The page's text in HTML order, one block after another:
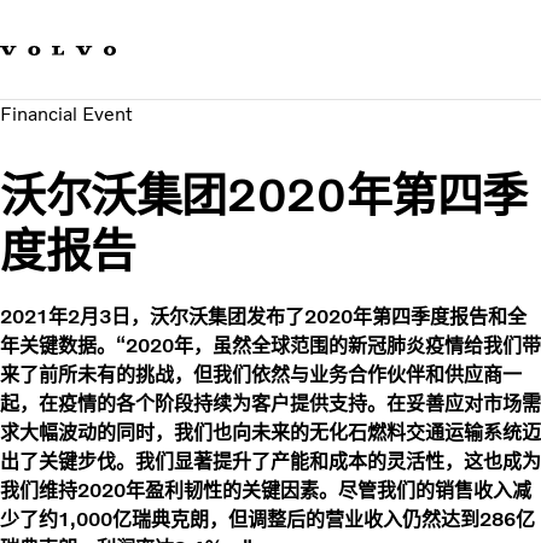
可持续发展
新闻与媒体
关于我们
Financial Event
沃尔沃集团2020年第四季
度报告
2021年2月3日，沃尔沃集团发布了2020年第四季度报告和全
年关键数据。“2020年，虽然全球范围的新冠肺炎疫情给我们带
来了前所未有的挑战，但我们依然与业务合作伙伴和供应商一
起，在疫情的各个阶段持续为客户提供支持。在妥善应对市场需
求大幅波动的同时，我们也向未来的无化石燃料交通运输系统迈
出了关键步伐。我们显著提升了产能和成本的灵活性，这也成为
我们维持2020年盈利韧性的关键因素。尽管我们的销售收入减
少了约1,000亿瑞典克朗，但调整后的营业收入仍然达到286亿